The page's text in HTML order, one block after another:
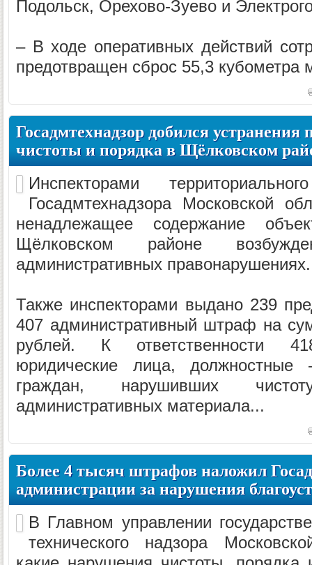
Подольск, Орехово-Зуево и
– В ходе оперативных действий
предотвращен сброс 55,3 кубометра
Госадмтехнадзор добился
чистоты и порядка в Щёлковском
Инспекторами
Госадмтехнадзора Московской
ненадлежащее содержание
Щёлковском районе
административных правонарушениях.
Также инспекторами выдано 239
407 административный штраф на
рублей. К ответственности
юридические лица,
граждан, нарушивших
административных материала...
Более 4 тысяч штрафов наложил
администрации за нарушения
В Главном управлении
технического надзора